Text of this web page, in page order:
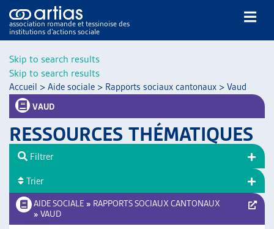
Skip to search results
Skip to search results
association romande et tessinoise des
institutions d’actions sociale
NOS PUBLICATIONS
DOSSIERS DU MOIS
VEILLE
RESSOURCES
Accueil > Aide sociale > Rapports sociaux cantonaux > Vaud
VAUD
RESSOURCES THÉMATIQUES
AIDE SOCIALE » RAPPORTS SOCIAUX CANTONAUX
» VAUD
Filtrer
Trier